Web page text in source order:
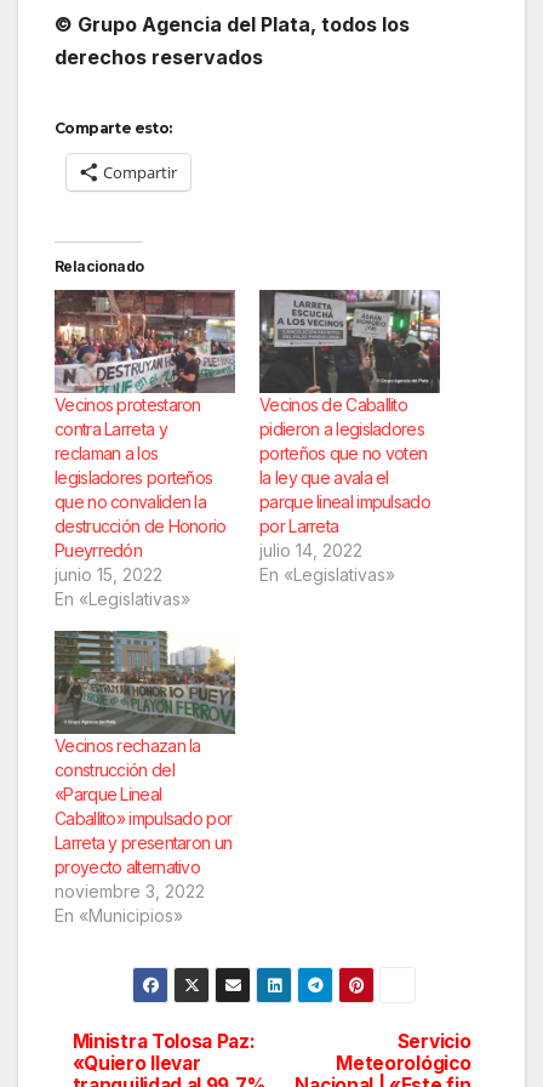
© Grupo Agencia del Plata, todos los
derechos reservados
Comparte esto:
Compartir
Relacionado
Vecinos protestaron
contra Larreta y
reclaman a los
legisladores porteños
que no convaliden la
destrucción de Honorio
Pueyrredón
junio 15, 2022
En «Legislativas»
Vecinos de Caballito
pidieron a legisladores
porteños que no voten
la ley que avala el
parque lineal impulsado
por Larreta
julio 14, 2022
En «Legislativas»
Vecinos rechazan la
construcción del
«Parque Lineal
Caballito» impulsado por
Larreta y presentaron un
proyecto alternativo
noviembre 3, 2022
En «Municipios»
Navegación
Servicio
Meteorológico
Ministra Tolosa Paz:
«Quiero llevar